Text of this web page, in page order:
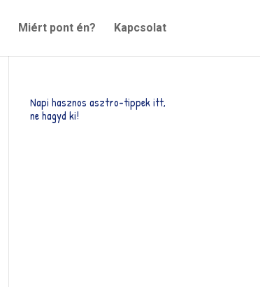
Miért pont én? Kapcsolat
Napi hasznos asztro-tippek itt,
ne hagyd ki!